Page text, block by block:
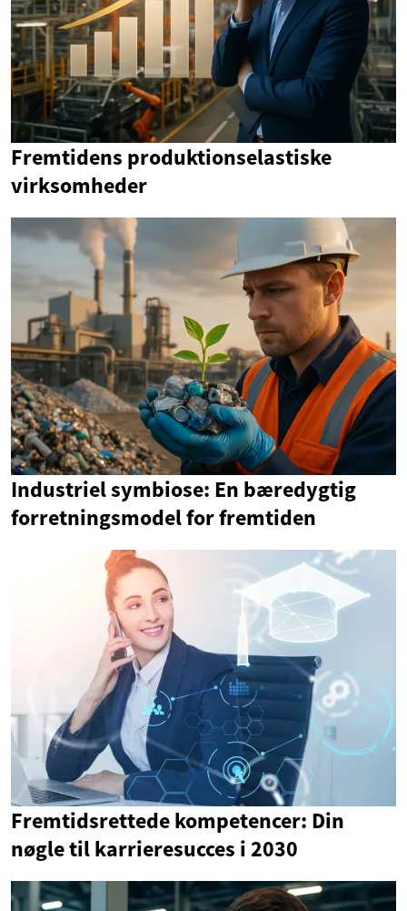
Fremtidens produktionselastiske
virksomheder
Industriel symbiose: En bæredygtig
forretningsmodel for fremtiden
Fremtidsrettede kompetencer: Din
nøgle til karrieresucces i 2030